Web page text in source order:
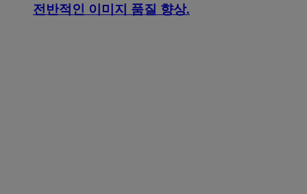
전반적인 이미지 품질 향상.